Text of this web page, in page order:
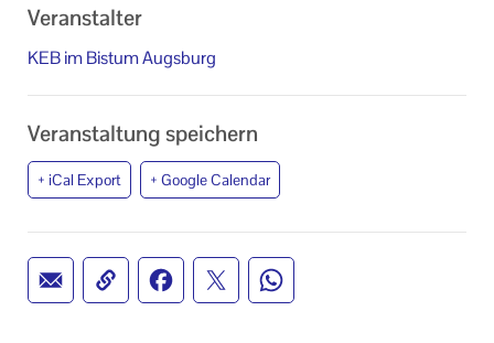
Veranstalter
KEB im Bistum Augsburg
Veranstaltung speichern
+ iCal Export + Google Calendar